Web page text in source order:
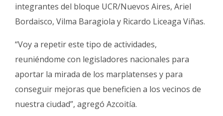
integrantes del bloque UCR/Nuevos Aires, Ariel
Bordaisco, Vilma Baragiola y Ricardo Liceaga Viñas.
“Voy a repetir este tipo de actividades,
reuniéndome con legisladores nacionales para
aportar la mirada de los marplatenses y para
conseguir mejoras que beneficien a los vecinos de
nuestra ciudad”, agregó Azcoitía.